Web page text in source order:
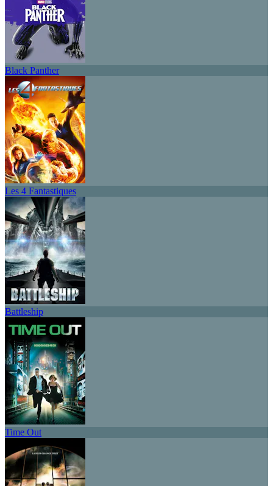
Black Panther
Les 4 Fantastiques
Battleship
Time Out